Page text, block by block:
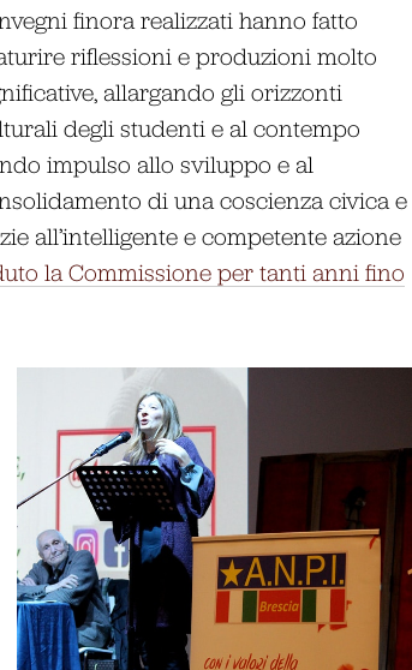
finora realizzati hanno fatto
riflessioni e produzioni molto
allargando gli orizzonti
degli studenti e al contempo
impulso allo sviluppo e al
di una coscienza civica e
all’intelligente e competente azione
la Commissione per tanti anni fino